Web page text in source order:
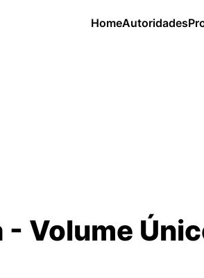
HomeAutoridades
Volume